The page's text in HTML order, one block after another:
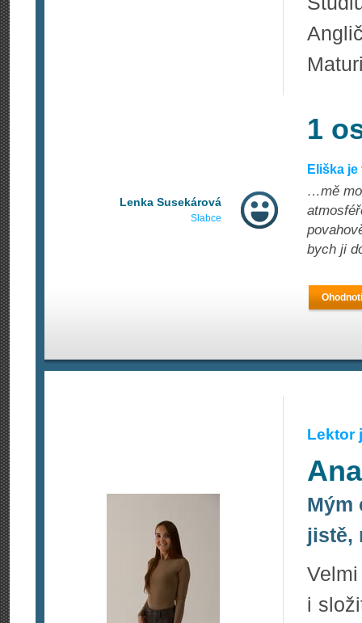
1
Lenka Susekárová
Slabce
Eliška
…mě
bych ji
Lektor
Mým
jistě,
i